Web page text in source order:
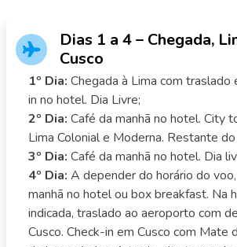
Dias 1 a 4 – Chegada,
Cusco
1º Dia: Chegada à Lima com traslado
in no hotel. Dia Livre;
2º Dia: Café da manhã no hotel. City
Lima Colonial e Moderna. Restante
3º Dia: Café da manhã no hotel. Dia
4º Dia: A depender do horário do
manhã no hotel ou box breakfast. Na
indicada, traslado ao aeroporto com
Cusco. Check-in em Cusco com Mate